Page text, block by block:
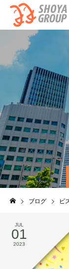
ブログ ビ
JUL
01
2023